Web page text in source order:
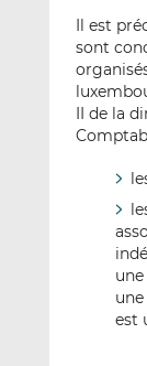
Il est
sont
II de la
est